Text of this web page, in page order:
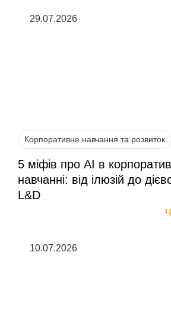
29.07.2026
Корпоративне навчання та розвиток
5 міфів про AI в
навчанні: від ілюзій до
L&D
10.07.2026